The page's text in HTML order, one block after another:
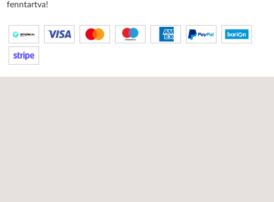
fenntartva!